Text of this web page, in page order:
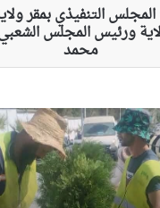
التنفيذي بمقر
ورئيس المجلس
محمد